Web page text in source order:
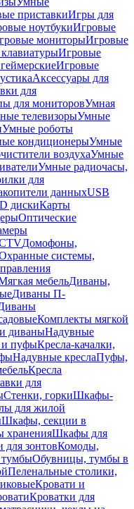
приставкиИгры для
ноутбукиИгровые
мониторыИгровые
Игровые
Игровые
Аксессуары для
для
для мониторовУмная
телевизорыУмные
Умные роботы
кондиционерыУмные
воздухаУмные
Умные радиочасы,
для
данныхUSB
дискиКарты
Оптические
Домофоны,
системы,
мебельДиваны,
Диваны П-
Комплекты мягкой
диваныНадувные
и пуфыКресла-качалки,
Надувные креслаПуфы,
Кресла
для
Стенки, горкиШкафы-
для жилой
Шкафы, секции в
храненияШкафы для
для зонтовКомоды,
Обувницы, тумбы в
Пеленальные столики,
Кровати и
Кроватки для